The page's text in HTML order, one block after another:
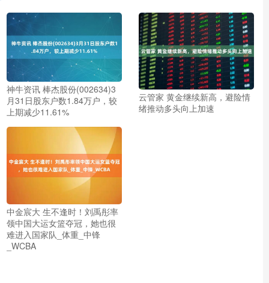
神牛资讯 棒杰股份(002634)3
月31日股东户数1.84万户，较
上期减少11.61%
云管家 黄金继续新高，避险情
绪推动多头向上加速
中金宸大 生不逢时！刘禹彤率
领中国大运女篮夺冠，她也很
难进入国家队_体重_中锋
_WCBA